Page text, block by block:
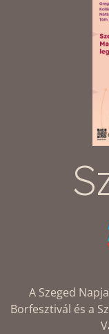
A Szeged
Borfesztivál és a